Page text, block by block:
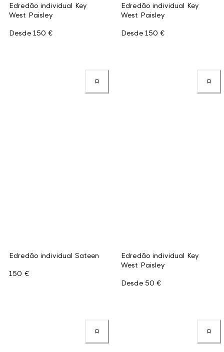
Edredão individual Key
West Paisley
Desde 150 €
Edredão individual Key
West Paisley
Desde 150 €
Edredão individual Sateen
150 €
Edredão individual Key
West Paisley
Desde 50 €